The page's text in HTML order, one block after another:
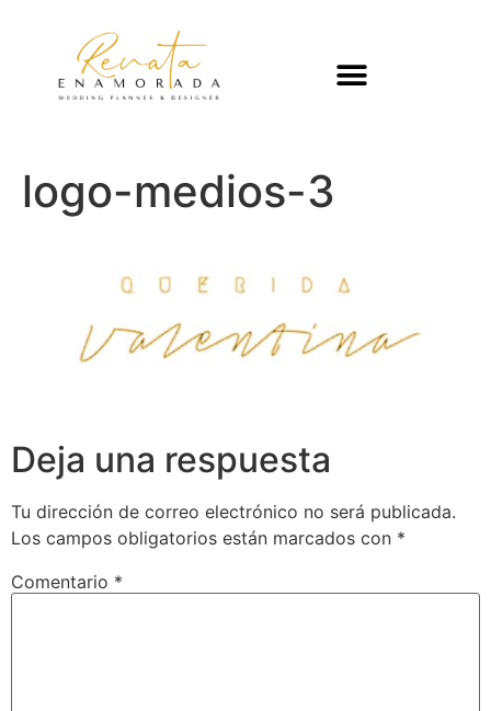
logo-medios-3
Deja una respuesta
Tu dirección de correo electrónico no será publicada.
Los campos obligatorios están marcados con *
Comentario *